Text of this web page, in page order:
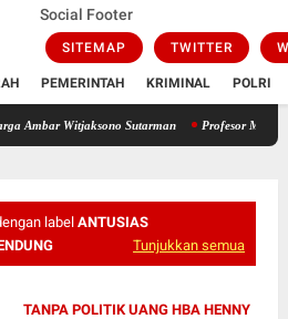
Social Footer
SITEMAP TWITTER
PEMERINTAH KRIMINAL POLRI
Jadi Backing Mafia Tanah Merampas Hak
label ANTUSIAS
Tunjukkan semua
TANPA POLITIK UANG HBA HENNY